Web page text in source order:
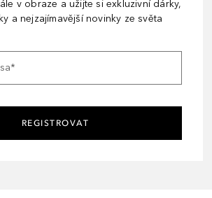
v obraze a užijte si exkluzivní dárky,
a nejzajímavější novinky ze světa
*
REGISTROVAT